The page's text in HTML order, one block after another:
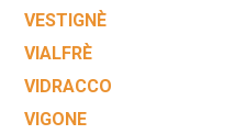
VESTIGNÈ
VIALFRÈ
VIDRACCO
VIGONE